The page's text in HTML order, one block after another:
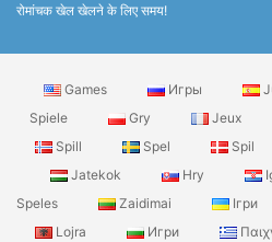
रोमांचक खेल खेलने के लिए समय!
Games Игры
Spiele
Gry Jeux
Spill
Spel Spil
Jatekok
Hry
Speles
Zaidimai Ігри
Lojra
Игри